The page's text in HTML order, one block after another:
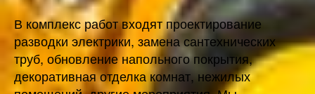
В комплекс работ входят проектирование
разводки электрики, замена сантехнических
труб, обновление напольного покрытия,
декоративная отделка комнат, нежилых